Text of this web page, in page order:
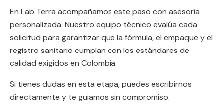
En Lab Terra acompañamos este paso con asesoría
personalizada. Nuestro equipo técnico evalúa cada
solicitud para garantizar que la fórmula, el empaque y el
registro sanitario cumplan con los estándares de
calidad exigidos en Colombia.
Si tienes dudas en esta etapa, puedes escribirnos
directamente y te guiamos sin compromiso.